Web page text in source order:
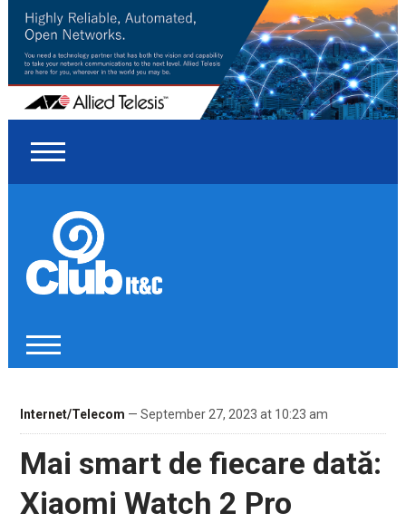
Internet/Telecom — September 27, 2023 at 10:23 am
Mai smart de fiecare dată:
Xiaomi Watch 2 Pro